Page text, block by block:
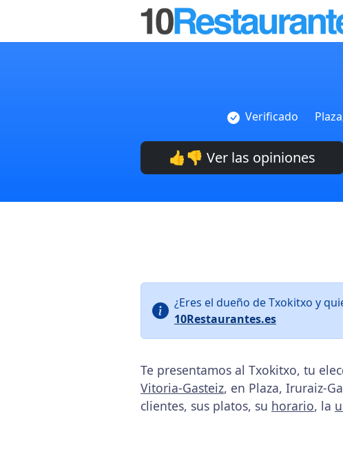
Verificado
👍👎 Ver las opiniones
¿Eres el dueño de Txokitxo y
10Restaurantes.es
Te presentamos al Txokitxo, tu
Vitoria-Gasteiz, en Plaza, Iruraiz-
clientes, sus platos, su horario, la